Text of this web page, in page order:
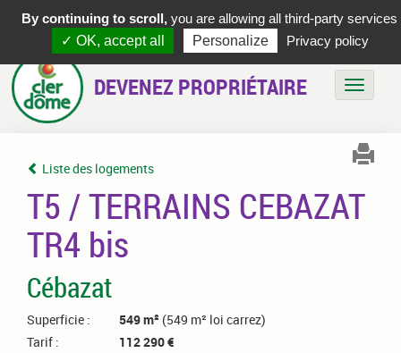
DEVENEZ PROPRIÉTAIRE
Liste des logements
T5 / TERRAINS CEBAZAT
TR4 bis
Cébazat
Superficie : 549 m² (549 m² loi carrez)
Tarif :
112 290 €
By continuing to scroll, you are allowing all third-party services
✓ OK, accept all
Personalize Privacy policy